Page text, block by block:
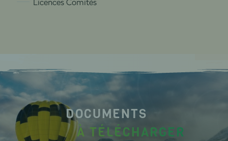
DOCUMENTS
À TÉLÉCHARGER